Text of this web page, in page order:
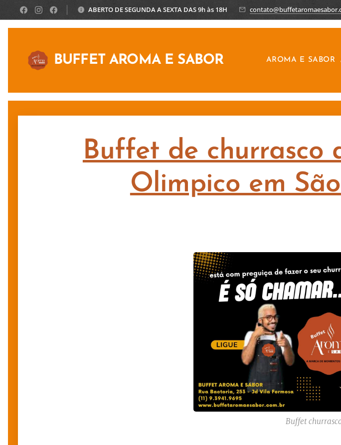
ABERTO DE SEGUNDA A SEXTA DAS 9h às 18H
BUFFET AROMA E SABOR AROMA E SABOR
Buffet de churrasco
Olimpico em
Buffet